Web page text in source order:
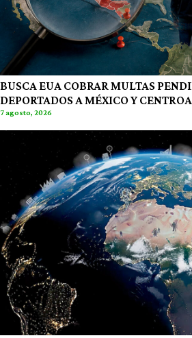
BUSCA EUA COBRAR MULTAS
DEPORTADOS A MÉXICO Y
7 agosto, 2026